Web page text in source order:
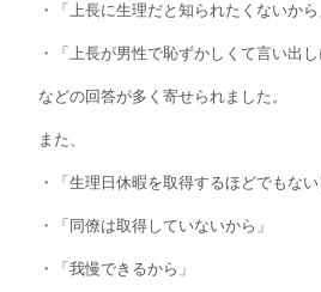
・「上長に生理だと知られたくないから
・「上長が男性で恥ずかしくて言い出し
などの回答が多く寄せられました。
また、
・「生理日休暇を取得するほどでもない
・「同僚は取得していないから」
・「我慢できるから」